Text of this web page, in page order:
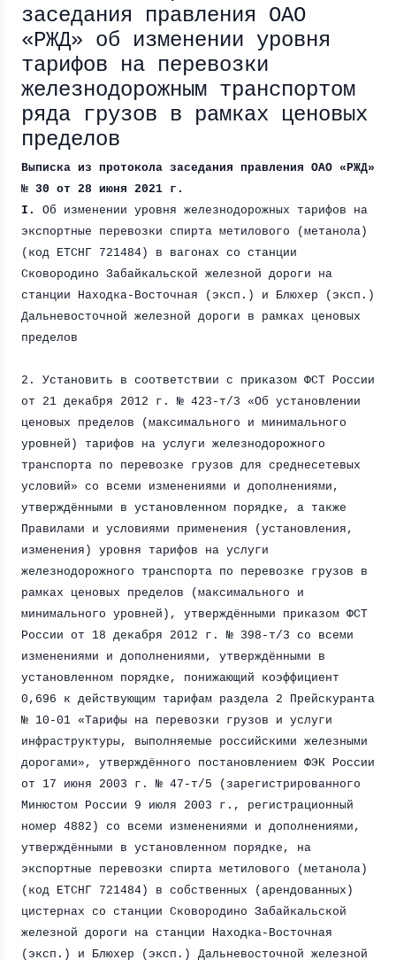
заседания правления ОАО
«РЖД» об изменении уровня
тарифов на перевозки
железнодорожным транспортом
ряда грузов в рамках ценовых
пределов
Выписка из протокола заседания правления ОАО «РЖД»
№ 30 от 28 июня 2021 г .
I.
Об изменении уровня железнодорожных тарифов на
экспортные перевозки спирта метилового (метанола)
(код ЕТСНГ 721484) в вагонах со станции
Сковородино Забайкальской железной дороги на
станции Находка-Восточная (эксп.) и Блюхер (эксп.)
Дальневосточной железной дороги в рамках ценовых
пределов
2. Установить в соответствии с приказом ФСТ России
от 21 декабря 2012 г . № 423-т/3 «Об установлении
ценовых пределов (максимального и минимального
уровней) тарифов на услуги железнодорожного
транспорта по перевозке грузов для среднесетевых
условий» со всеми изменениями и дополнениями,
утверждёнными в установленном порядке, а также
Правилами и условиями применения (установления,
изменения) уровня тарифов на услуги
железнодорожного транспорта по перевозке грузов в
рамках ценовых пределов (максимального и
минимального уровней), утверждёнными приказом ФСТ
России от 18 декабря 2012 г . № 398-т/3 со всеми
изменениями и дополнениями, утверждёнными в
установленном порядке, понижающий коэффициент
0,696 к действующим тарифам раздела 2 Прейскуранта
№ 10-01 «Тарифы на перевозки грузов и услуги
инфраструктуры, выполняемые российскими железными
дорогами», утверждённого постановлением ФЭК России
от 17 июня 2003 г . № 47-т/5 (зарегистрированного
Минюстом России 9 июля 2003 г ., регистрационный
номер 4882) со всеми изменениями и дополнениями,
утверждёнными в установленном порядке, на
экспортные перевозки спирта метилового (метанола)
(код ЕТСНГ 721484) в собственных (арендованных)
цистернах со станции Сковородино Забайкальской
железной дороги на станции Находка-Восточная
(эксп.) и Блюхер (эксп.) Дальневосточной железной